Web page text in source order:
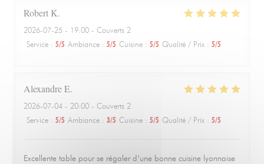
Robert K
2026-07-25 - 19:00 - Couverts 2
Service : 5/5 Ambiance : 5/5 Cuisine : 5/5 Qualité / Prix : 5/5
AlexandreE
2026-07-04 - 20:00 - Couverts 2
Service : 5/5 Ambiance : 3/5 Cuisine : 5/5 Qualité / Prix : 5/5
Excellente table pour se régaler d’une bonne cuisine lyonnaise